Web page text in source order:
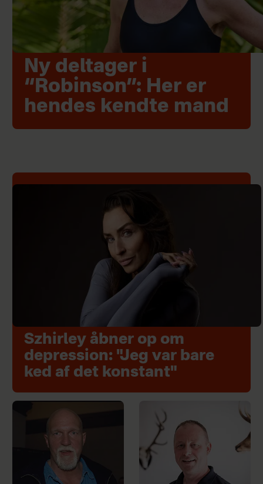
Ny deltager i
“Robinson”: Her er
hendes kendte mand
Szhirley åbner op om
depression: "Jeg var bare
ked af det konstant"